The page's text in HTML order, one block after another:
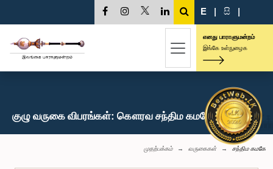
E | සි |
எனது பாராளுமன்றம்
இங்கே உள்நுழைக
குழு வருகை விபரங்கள்: கௌரவ சந்திம கமகே, பா.உ.
முதற்பக்கம் வருகைகள் சந்திம கமகே